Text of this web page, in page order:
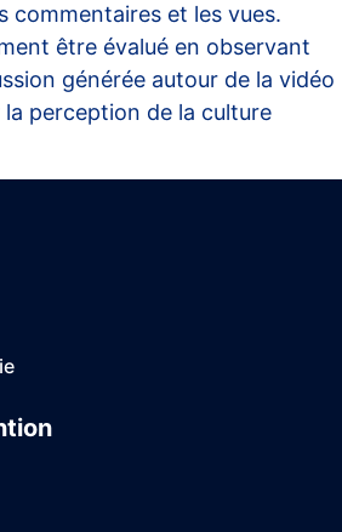
commentaires et les vues.
être évalué en observant
générée autour de la vidéo
perception de la culture